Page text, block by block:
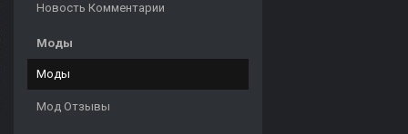
Новость Комментарии
Моды
Моды
Мод Отзывы